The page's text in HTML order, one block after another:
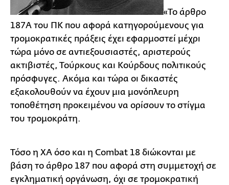
«Το άρθρο
187Α του ΠΚ που αφορά κατηγορούμενους για
τρομοκρατικές πράξεις έχει εφαρμοστεί μέχρι
τώρα μόνο σε αντιεξουσιαστές, αριστερούς
ακτιβιστές, Τούρκους και Κούρδους πολιτικούς
πρόσφυγες. Ακόμα και τώρα οι δικαστές
εξακολουθούν να έχουν μια μονόπλευρη
τοποθέτηση προκειμένου να ορίσουν το στίγμα
του τρομοκράτη.
Τόσο η ΧΑ όσο και η Combat 18 διώκονται με
βάση το άρθρο 187 που αφορά στη συμμετοχή σε
εγκληματική οργάνωση, όχι σε τρομοκρατική